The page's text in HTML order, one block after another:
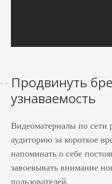
Продвинуть
узнаваемость
Видеоматериалы по сети
аудиторию за короткое
напоминать о себе
завоевывать внимание
пользователей.